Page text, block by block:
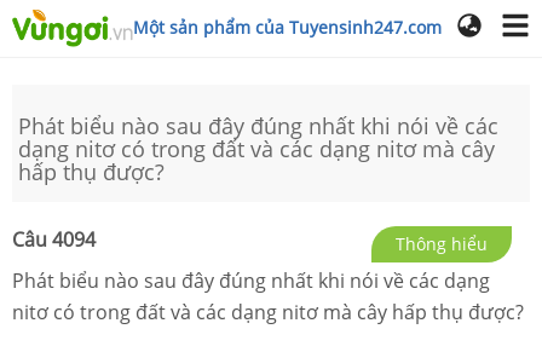
Một sản phẩm của Tuyensinh247.com
Phát biểu nào sau đây đúng nhất khi nói về các
dạng nitơ có trong đất và các dạng nitơ mà cây
hấp thụ được?
Câu 4094 Thông hiểu
Phát biểu nào sau đây đúng nhất khi nói về các dạng
nitơ có trong đất và các dạng nitơ mà cây hấp thụ được?